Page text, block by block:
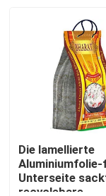
Startseite
Die lamellierte
Unterseite
recyclebare